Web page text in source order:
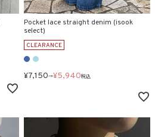
Pocket lace straight denim (isook
select)
CLEARANCE
¥7,150→¥5,940税込